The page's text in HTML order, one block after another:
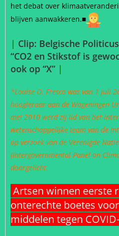
het debat over
blijven aanwakkeren.■
| Clip: Belgische
“CO2 en Stikstof is
ook op “X” |
*Louise O. Fresco was van 1 juli
hoogleraar aan de Wageningen
mei 2010 werd zij lid van het
wetenschappelijke team van de
op verzoek van de Verenigde
(Intergovernmental Panel on
doorgelicht.
Artsen winnen eerste
onterechte boetes
middelen tegen